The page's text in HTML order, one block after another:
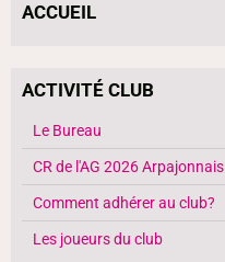
ACCUEIL
ACTIVITÉ CLUB
Le Bureau
CR de l'AG 2026 Arpajonnais
Comment adhérer au club?
Les joueurs du club